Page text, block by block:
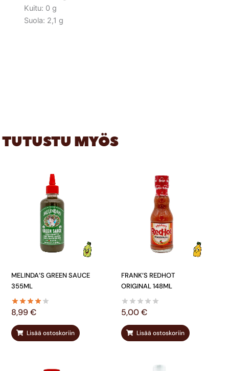
Kuitu: 0 g
Suola: 2,1 g
TUTUSTU MYÖS
MELINDA’S GREEN SAUCE
355ML
8,99€
Lisää ostoskoriin
FRANK’S REDHOT
ORIGINAL 148ML
5,00€
Lisää ostoskoriin